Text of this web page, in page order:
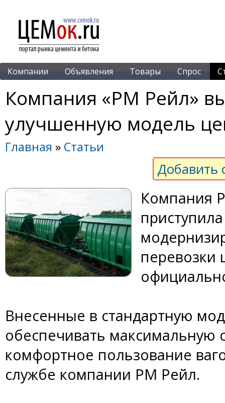
Компании Объявления Товары Спрос
Компания «РМ Рейл»
улучшенную модель
Главная » Статьи
Добавить
Компания
перевозки
Внесенные в стандартную
обеспечивать максимальную
комфортное пользование
службе компании РМ Рейл.